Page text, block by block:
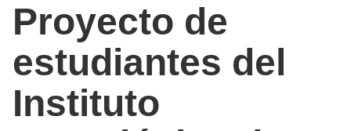
Proyecto de
estudiantes del
Instituto